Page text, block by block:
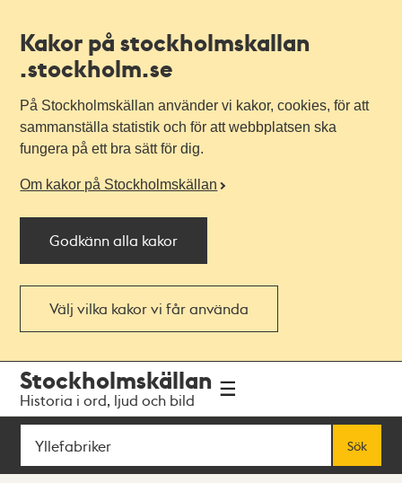
Kakor på stockholmskallan
.stockholm.se
På Stockholmskällan använder vi kakor, cookies, för att
sammanställa statistik och för att webbplatsen ska
fungera på ett bra sätt för dig.
Om kakor på Stockholmskällan
Godkänn alla kakor
Välj vilka kakor vi får använda
navigationen
huvudinnehållet
Stockholmskällan
Historia i ord, ljud och bild
Sök
Sök